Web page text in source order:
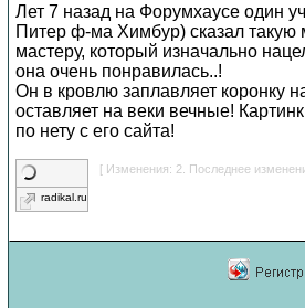
Лет 7 назад на Форумхаусе один
Питер ф-ма Химбур) сказал
мастеру, который изначально
она очень понравилась..!
Он в кровлю заплавляет коронку
оставляет на веки вечные!
по нету с его сайта!
radikal.ru
[ Изменения: 2. Последнее